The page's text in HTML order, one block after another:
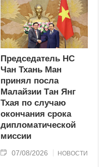
Председатель НС
Чан Тхань Ман
принял посла
Малайзии Тан Янг
Тхая по случаю
окончания срока
дипломатической
миссии
07/08/2026 НОВОСТИ